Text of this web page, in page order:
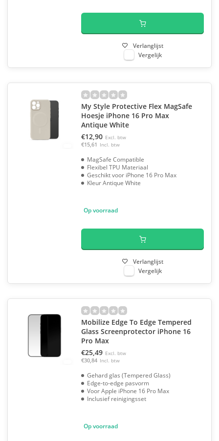
Verlanglijst
Vergelijk
My Style Protective Flex MagSafe
Hoesje iPhone 16 Pro Max
Antique White
€12,90 Excl. btw
€15,61 Incl. btw
MagSafe Compatible
Flexibel TPU Materiaal
Geschikt voor iPhone 16 Pro Max
Kleur Antique White
Op voorraad
Verlanglijst
Vergelijk
Mobilize Edge To Edge Tempered
Glass Screenprotector iPhone 16
Pro Max
€25,49 Excl. btw
€30,84 Incl. btw
Gehard glas (Tempered Glass)
Edge-to-edge pasvorm
Voor Apple iPhone 16 Pro Max
Inclusief reinigingsset
Op voorraad